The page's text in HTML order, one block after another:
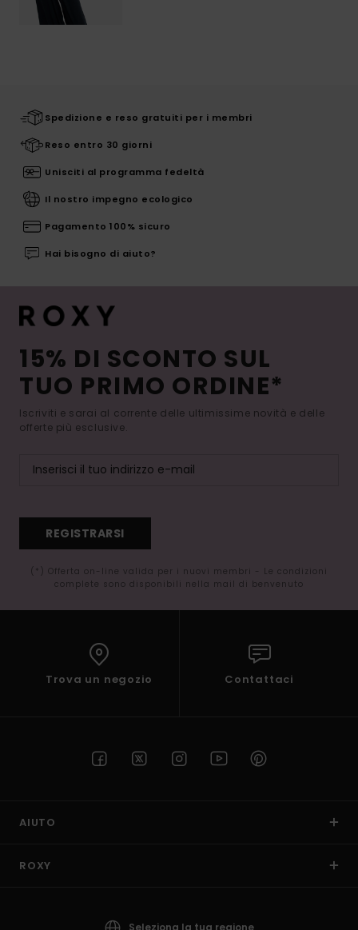
Spedizione e reso gratuiti per i membri
Reso entro 30 giorni
Unisciti al programma fedeltà
Il nostro impegno ecologico
Pagamento 100% sicuro
Hai bisogno di aiuto?
15% DI SCONTO SUL
TUO PRIMO ORDINE*
Iscriviti e sarai al corrente delle ultimissime novità e delle
offerte più esclusive.
REGISTRARSI
(*) Offerta on-line valida per i nuovi membri - Le condizioni
complete sono disponibili nella mail di benvenuto
Trova un negozio Contattaci
AIUTO
ROXY
Seleziona la tua regione